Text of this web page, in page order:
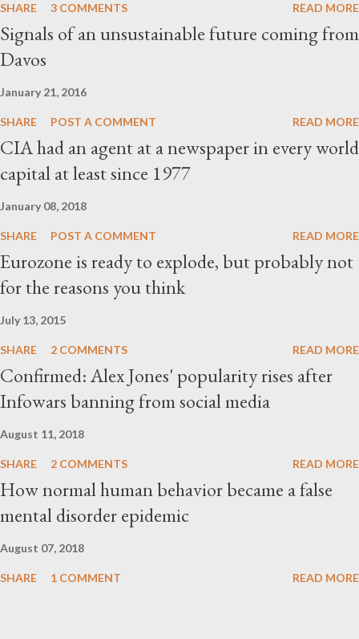
SHARE 3 COMMENTS READ MORE
Signals of an unsustainable future coming from
Davos
January 21, 2016
SHARE POST A COMMENT READ MORE
CIA had an agent at a newspaper in every world
capital at least since 1977
January 08, 2018
SHARE POST A COMMENT READ MORE
Eurozone is ready to explode, but probably not
for the reasons you think
July 13, 2015
SHARE 2 COMMENTS READ MORE
Confirmed: Alex Jones' popularity rises after
Infowars banning from social media
August 11, 2018
SHARE 2 COMMENTS READ MORE
How normal human behavior became a false
mental disorder epidemic
August 07, 2018
SHARE 1 COMMENT READ MORE